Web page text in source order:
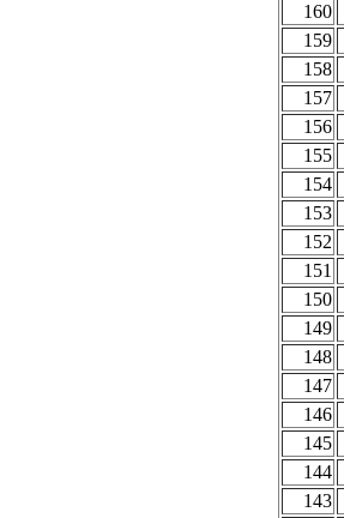
160
159
158
157
156
155
154
153
152
151
150
149
148
147
146
145
144
143